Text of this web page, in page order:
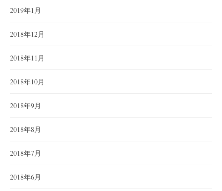
2019年1月
2018年12月
2018年11月
2018年10月
2018年9月
2018年8月
2018年7月
2018年6月